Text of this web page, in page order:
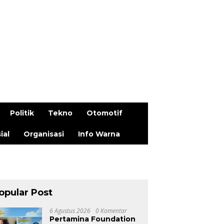
Politik Tekno Otomotif
Organisasi Info Warna
Post
6 Agustus 2026 0 Komentar
Pertamina Foundation